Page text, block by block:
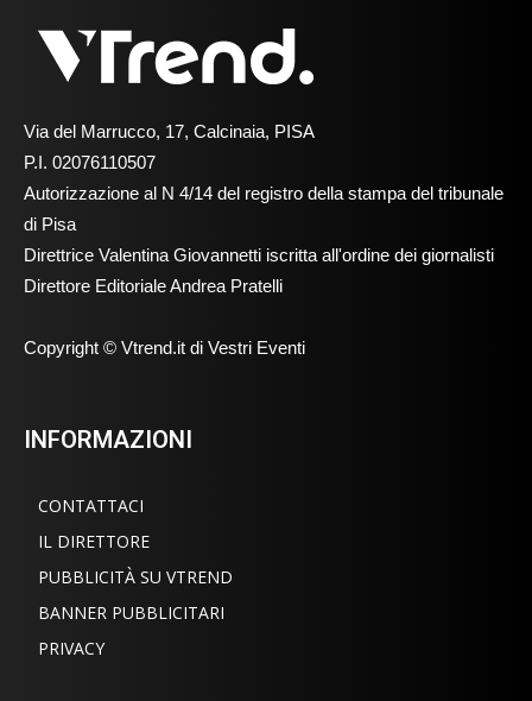
Via del Marrucco, 17, Calcinaia, PISA
P.I. 02076110507
Autorizzazione al N 4/14 del registro della stampa del tribunale
di Pisa
Direttrice Valentina Giovannetti iscritta all'ordine dei giornalisti
Direttore Editoriale Andrea Pratelli
Copyright © Vtrend.it di Vestri Eventi
INFORMAZIONI
CONTATTACI
IL DIRETTORE
PUBBLICITÀ SU VTREND
BANNER PUBBLICITARI
PRIVACY